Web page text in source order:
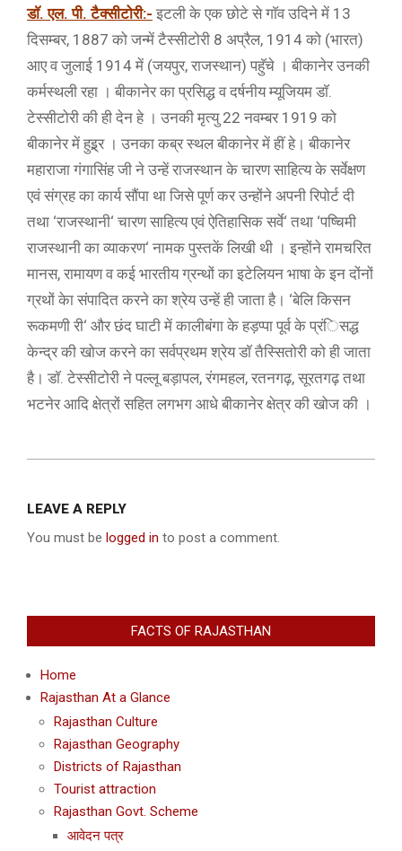
डाॅ. एल. पी. टैक्सीटोरी:- इटली के एक छोटे से गाॅव उदिने में 13
दिसम्बर, 1887 को जन्में टैस्सीटोरी 8 अप्रैल, 1914 को (भारत)
आए व जुलाई 1914 में (जयपुर, राजस्थान) पहुॅचे । बीकानेर उनकी
कर्मस्थली रहा । बीकानेर का प्रसिद्ध व दर्षनीय म्यूजियम डाॅ.
टेस्सीटोरी की ही देन हे । उनकी मृत्यु 22 नवम्बर 1919 को
बीकानेर में हुइ्र्र । उनका कब्र स्थल बीकानेर में हीं हे। बीकानेर
महाराजा गंगासिंह जी ने उन्हें राजस्थान के चारण साहित्य के सर्वेक्षण
एवं संग्रह का कार्य सौंपा था जिसे पूर्ण कर उन्होंने अपनी रिपोर्ट दी
तथा ‘राजस्थानी‘ चारण साहित्य एवं ऐतिहासिक सर्वे‘ तथा ‘पष्चिमी
राजस्थानी का व्याकरण‘ नामक पुस्तकें लिखी थी । इन्होंने रामचरित
मानस, रामायण व कई भारतीय ग्रन्थों का इटेलियन भाषा के इन दोंनों
ग्रथों केा संपादित करने का श्रेय उन्हें ही जाता है। ‘बेलि किसन
रूकमणी री‘ और छंद घाटी में कालीबंगा के हड़प्पा पूर्व के प्रंिसद्ध
केन्द्र की खोज करने का सर्वप्रथम श्रेय डाॅ तैस्सितोरी को ही जाता
है। डाॅ. टेस्सीटोरी ने पल्लू बड़ापल, रंगमहल, रतनगढ़, सूरतगढ़ तथा
भटनेर आदि क्षेत्रों सहित लगभग आधे बीकानेर क्षेत्र की खोज की ।
12
LEAVE A REPLY
You must be logged in to post a comment.
FACTS OF RAJASTHAN
Home
Rajasthan At a Glance
Rajasthan Culture
Rajasthan Geography
Districts of Rajasthan
Tourist attraction
Rajasthan Govt. Scheme
आवेदन पत्र